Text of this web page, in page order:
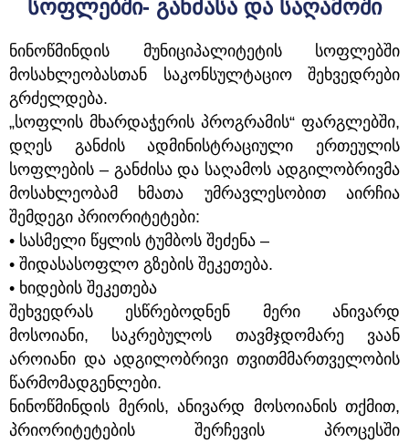
ᲡᲔᲠᲕᲘᲡᲔᲑᲘ
ᲡᲐᲯᲐᲠᲝ
ᲘᲜᲤᲝᲠᲛᲐᲪᲘᲐ
სოფლებში- განძასა და საღამოში
ნინოწმინდის მუნიციპალიტეტის სოფლებში
მოსახლეობასთან საკონსულტაციო შეხვედრები
გრძელდება.
„სოფლის მხარდაჭერის პროგრამის“ ფარგლებში,
დღეს განძის ადმინისტრაციული ერთეულის
სოფლების – განძისა და საღამოს ადგილობრივმა
მოსახლეობამ ხმათა უმრავლესობით აირჩია
შემდეგი პრიორიტეტები:
• სასმელი წყლის ტუმბოს შეძენა –
• შიდასასოფლო გზების შეკეთება.
• ხიდების შეკეთება
შეხვედრას ესწრებოდნენ მერი ანივარდ
მოსოიანი, საკრებულოს თავმჯდომარე ვაან
აროიანი და ადგილობრივი თვითმმართველობის
წარმომადგენლები.
ნინოწმინდის მერის, ანივარდ მოსოიანის თქმით,
პრიორიტეტების შერჩევის პროცესში